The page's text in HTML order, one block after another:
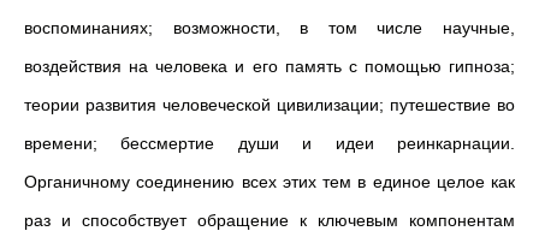
воспоминаниях; возможности, в том числе научные,
воздействия на человека и его память с помощью гипноза;
теории развития человеческой цивилизации; путешествие во
времени; бессмертие души и идеи реинкарнации.
Органичному соединению всех этих тем в единое целое как
раз и способствует обращение к ключевым компонентам